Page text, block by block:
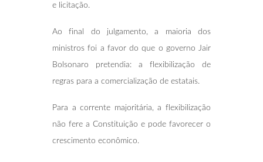
e licitação.
Ao final do julgamento, a maioria dos
ministros foi a favor do que o governo Jair
Bolsonaro pretendia: a flexibilização de
regras para a comercialização de estatais.
Para a corrente majoritária, a flexibilização
não fere a Constituição e pode favorecer o
crescimento econômico.